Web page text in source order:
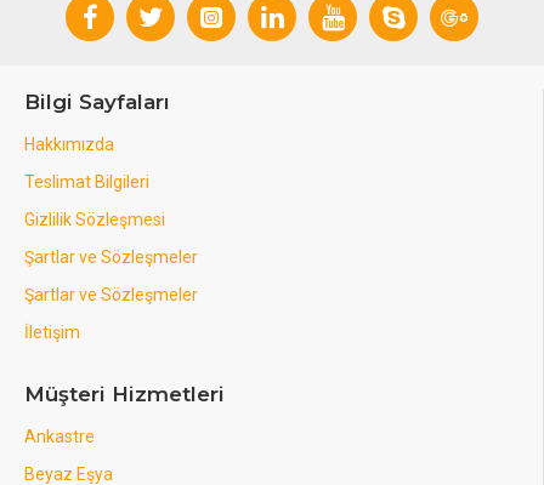
Bilgi Sayfaları
Hakkımızda
Teslimat Bilgileri
Gizlilik Sözleşmesi
Şartlar ve Sözleşmeler
Şartlar ve Sözleşmeler
İletişim
Müşteri Hizmetleri
Ankastre
Beyaz Eşya